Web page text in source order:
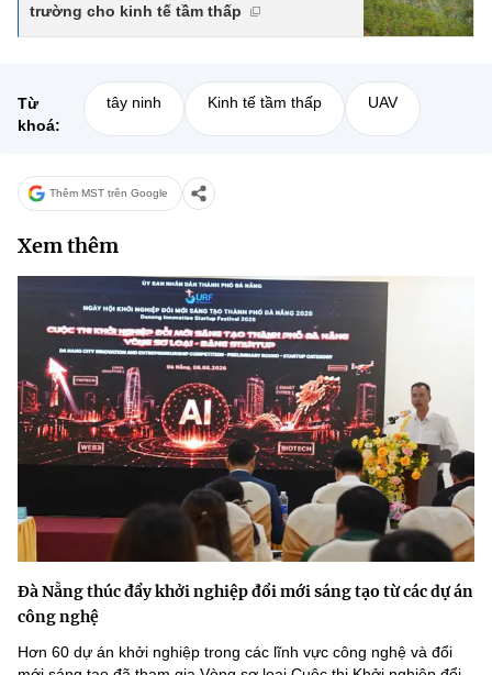
trường cho kinh tế tầm thấp
Từ
khoá:
tây ninh Kinh tế tầm thấp UAV
Thêm MST trên Google
Xem thêm
Đà Nẵng thúc đẩy khởi nghiệp đổi mới sáng tạo từ các dự án
công nghệ
Hơn 60 dự án khởi nghiệp trong các lĩnh vực công nghệ và đổi